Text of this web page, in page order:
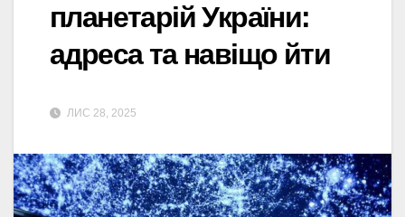
планетарій України:
адреса та навіщо йти
ЛИС 28, 2025